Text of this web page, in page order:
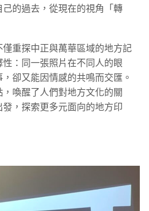
的過去，從現在的視角「轉
重探中正與萬華區域的地方記
：同一張照片在不同人的眼
卻又能因情感的共鳴而交匯。
喚醒了人們對地方文化的關
，探索更多元面向的地方印